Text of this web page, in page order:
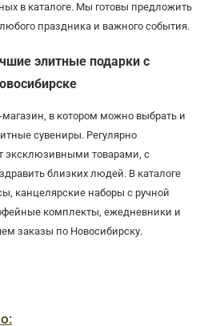
в каталоге. Мы готовы предложить
праздника и важного события.
элитные подарки с
в котором можно выбрать и
сувениры. Регулярно
эксклюзивными товарами, с
близких людей. В каталоге
канцелярские наборы с ручной
комплекты, ежедневники и
заказы по Новосибирску.